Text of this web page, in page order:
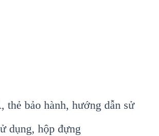
thẻ bảo hành, hướng dẫn sử
dụng, hộp đựng